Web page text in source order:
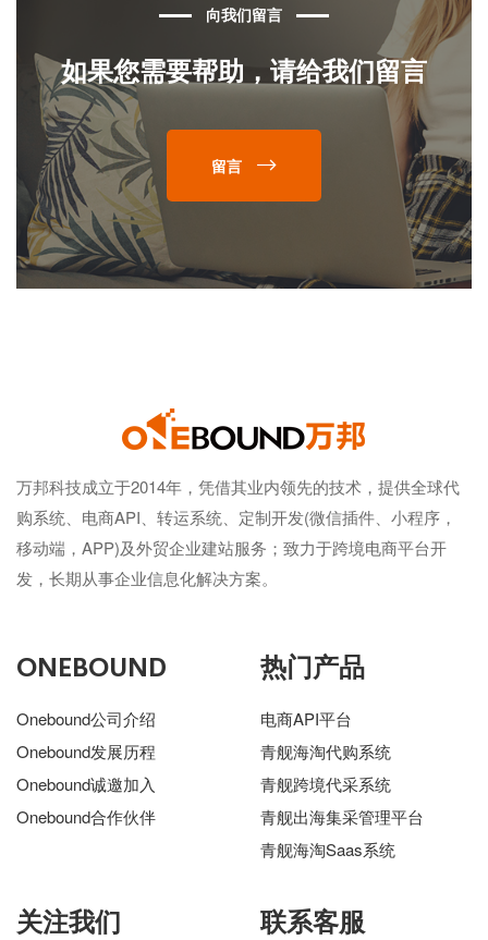
向我们留言
如果您需要帮助，请给我们留言
留言
万邦科技成立于2014年，凭借其业内领先的技术，提供全球代
购系统、电商API、转运系统、定制开发(微信插件、小程序，
移动端，APP)及外贸企业建站服务；致力于跨境电商平台开
发，长期从事企业信息化解决方案。
ONEBOUND
Onebound公司介绍
Onebound发展历程
Onebound诚邀加入
Onebound合作伙伴
热门产品
电商API平台
青舰海淘代购系统
青舰跨境代采系统
青舰出海集采管理平台
青舰海淘Saas系统
关注我们 联系客服